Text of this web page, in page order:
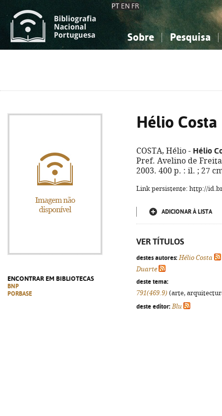
PT EN FR
Sobre Pesquisa
ENCONTRAR EM BIBLIOTECAS
BNP
PORBASE
Hélio Costa
COSTA, Hélio - Hélio
Pref. Avelino de
2003. 400 p. : il. ; 27
Link persistente: http://
ADICIONAR À LISTA
VER TÍTULOS
destes autores: Hélio Costa
Duarte
deste tema:
791(469.9) (arte,
deste editor: Blu